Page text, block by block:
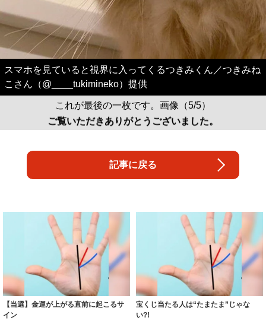
スマホを見ていると視界に入ってくるつきみくん／つきみね
こさん（@____tukimineko）提供
これが最後の一枚です。画像（5/5）
ご覧いただきありがとうございました。
記事に戻る
【当選】金運が上がる直前に起こるサ
イン
宝くじ当たる人は“たまたま”じゃな
い?!